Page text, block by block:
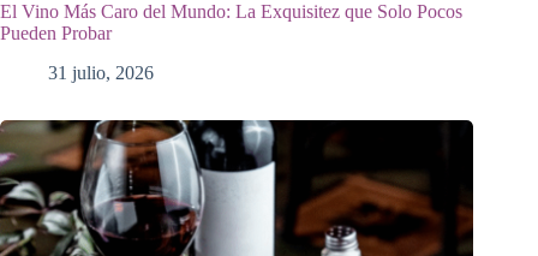
El Vino Más Caro del Mundo: La Exquisitez que Solo Pocos
Pueden Probar
31 julio, 2026